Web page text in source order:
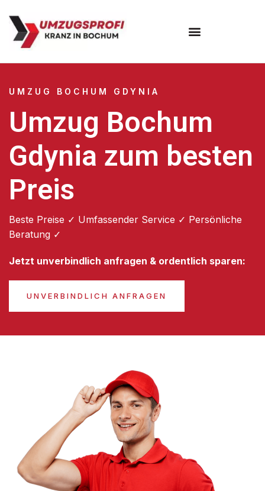
UMZUG BOCHUM GDYNIA
Umzug Bochum
Gdynia zum besten
Preis
Beste Preise ✓ Umfassender Service ✓ Persönliche
Beratung ✓
Jetzt unverbindlich anfragen & ordentlich sparen:
UNVERBINDLICH ANFRAGEN